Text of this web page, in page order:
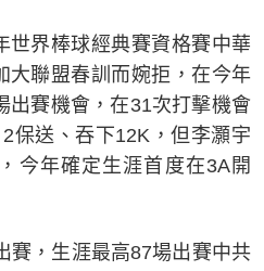
世界棒球經典賽資格賽中華
大聯盟春訓而婉拒，在今年
出賽機會，在31次打擊機會
保送、吞下12K，但李灝宇
今年確定生涯首度在3A開
賽，生涯最高87場出賽中共